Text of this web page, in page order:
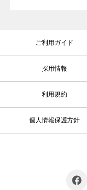
ご利用ガイド
採用情報
利用規約
個人情報保護方針